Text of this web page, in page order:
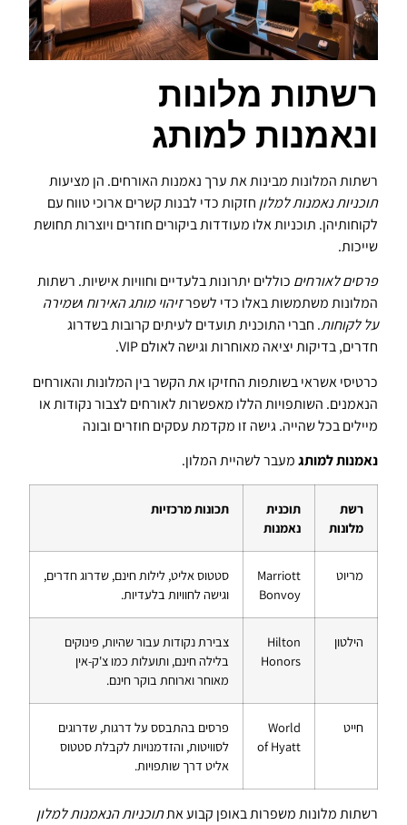
רשתות מלונות
ונאמנות למותג
רשתות המלונות מבינות את ערך נאמנות האורחים. הן מציעות
תוכניות נאמנות למלון חזקות כדי לבנות קשרים ארוכי טווח עם
לקוחותיהן. תוכניות אלו מעודדות ביקורים חוזרים ויוצרות תחושת
שייכות.
פרסים לאורחים כוללים יתרונות בלעדיים וחוויות אישיות. רשתות
המלונות משתמשות באלו כדי לשפרזיהוי מותג האירוח ושמירה
על לקוחות. חברי התוכנית תועדים לעיתים קרובות בשדרוג
חדרים, בדיקות יציאה מאוחרות וגישה לאולם VIP.
כרטיסי אשראי בשותפות החזיקו את הקשר בין המלונות והאורחים
הנאמנים. השותפויות הללו מאפשרות לאורחים לצבור נקודות או
מיילים בכל שהייה. גישה זו מקדמת עסקים חוזרים ובונה
נאמנות למותגמעבר לשהיית המלון.
רשת
מלונות
תוכנית
נאמנות
תכונות מרכזיות
מריוט
Marriott
Bonvoy
סטטוס אליט, לילות חינם, שדרוג חדרים,
וגישה לחוויות בלעדיות.
הילטון
Hilton
Honors
צבירת נקודות עבור שהיות, פינוקים
בלילה חינם, ותועלות כמו צ'ק-אין
מאוחר וארוחת בוקר חינם.
חייט
World
of Hyatt
פרסים בהתבסס על דרגות, שדרוגים
לסוויטות, והזדמנויות לקבלת סטטוס
אליט דרך שותפויות.
רשתות מלונות משפרות באופן קבוע אתתוכניות הנאמנות למלון